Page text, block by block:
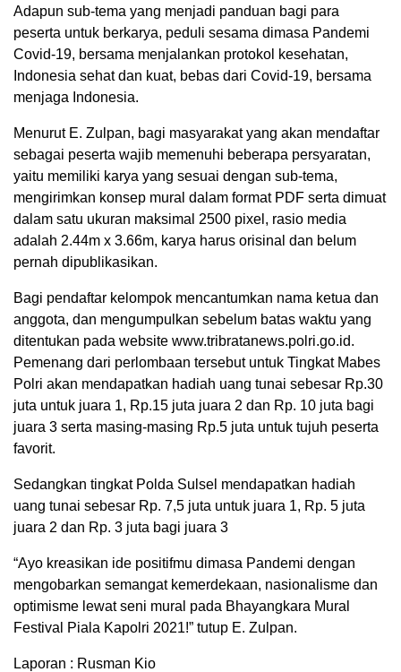
Adapun sub-tema yang menjadi panduan bagi para
peserta untuk berkarya, peduli sesama dimasa Pandemi
Covid-19, bersama menjalankan protokol kesehatan,
Indonesia sehat dan kuat, bebas dari Covid-19, bersama
menjaga Indonesia.
Menurut E. Zulpan, bagi masyarakat yang akan mendaftar
sebagai peserta wajib memenuhi beberapa persyaratan,
yaitu memiliki karya yang sesuai dengan sub-tema,
mengirimkan konsep mural dalam format PDF serta dimuat
dalam satu ukuran maksimal 2500 pixel, rasio media
adalah 2.44m x 3.66m, karya harus orisinal dan belum
pernah dipublikasikan.
Bagi pendaftar kelompok mencantumkan nama ketua dan
anggota, dan mengumpulkan sebelum batas waktu yang
ditentukan pada website www.tribratanews.polri.go.id.
Pemenang dari perlombaan tersebut untuk Tingkat Mabes
Polri akan mendapatkan hadiah uang tunai sebesar Rp.30
juta untuk juara 1, Rp.15 juta juara 2 dan Rp. 10 juta bagi
juara 3 serta masing-masing Rp.5 juta untuk tujuh peserta
favorit.
Sedangkan tingkat Polda Sulsel mendapatkan hadiah
uang tunai sebesar Rp. 7,5 juta untuk juara 1, Rp. 5 juta
juara 2 dan Rp. 3 juta bagi juara 3
“Ayo kreasikan ide positifmu dimasa Pandemi dengan
mengobarkan semangat kemerdekaan, nasionalisme dan
optimisme lewat seni mural pada Bhayangkara Mural
Festival Piala Kapolri 2021!” tutup E. Zulpan.
Laporan : Rusman Kio